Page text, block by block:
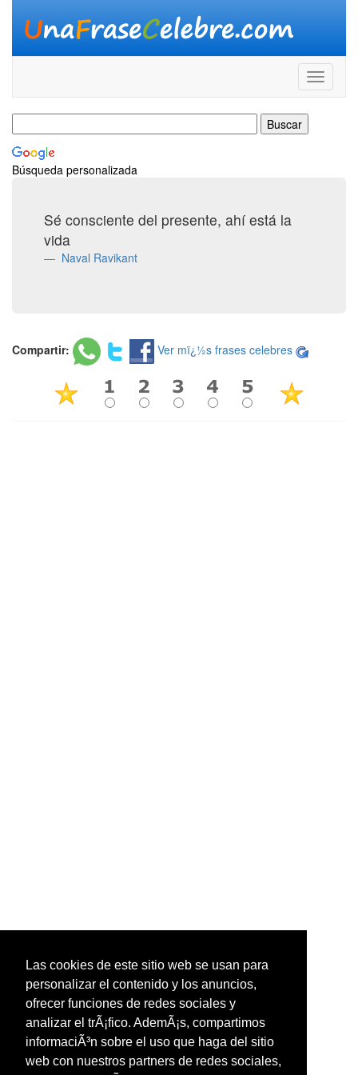
Las cookies de este sitio web se usan para
personalizar el contenido y los anuncios,
ofrecer funciones de redes sociales y
analizar el trÃ¡fico. AdemÃ¡s, compartimos
informaciÃ³n sobre el uso que haga del sitio
web con nuestros partners de redes sociales,
Búsqueda personalizada
Sé consciente del presente, ahí está la
vida
Naval Ravikant
Compartir: Ver mï¿½s frases celebres